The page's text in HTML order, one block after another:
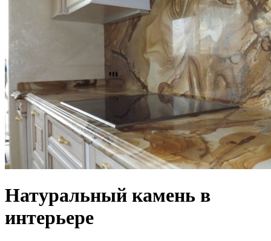
Натуральный камень в
интерьере